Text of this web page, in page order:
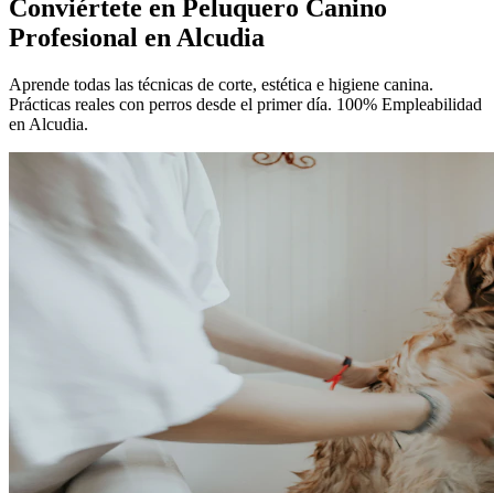
Conviértete en Peluquero Canino
Profesional en Alcudia
Aprende todas las técnicas de corte, estética e higiene canina.
Prácticas reales con perros desde el primer día. 100% Empleabilidad
en Alcudia.